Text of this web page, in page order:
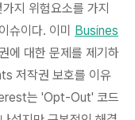
지 위험요소를 가지
슈이다. 이미 Busines
에 대한 문제를 제기하
저작권 보호를 이유
는 'Opt-Out' 코드